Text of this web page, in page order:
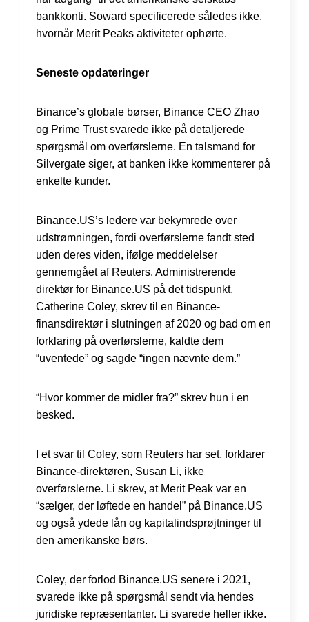
bankkonti. Soward specificerede således ikke,
hvornår Merit Peaks aktiviteter ophørte.
Seneste opdateringer
Binance’s globale børser, Binance CEO Zhao
og Prime Trust svarede ikke på detaljerede
spørgsmål om overførslerne. En talsmand for
Silvergate siger, at banken ikke kommenterer på
enkelte kunder.
Binance.US’s ledere var bekymrede over
udstrømningen, fordi overførslerne fandt sted
uden deres viden, ifølge meddelelser
gennemgået af Reuters. Administrerende
direktør for Binance.US på det tidspunkt,
Catherine Coley, skrev til en Binance-
finansdirektør i slutningen af 2020 og bad om en
forklaring på overførslerne, kaldte dem
“uventede” og sagde “ingen nævnte dem.”
“Hvor kommer de midler fra?” skrev hun i en
besked.
I et svar til Coley, som Reuters har set, forklarer
Binance-direktøren, Susan Li, ikke
overførslerne. Li skrev, at Merit Peak var en
“sælger, der løftede en handel” på Binance.US
og også ydede lån og kapitalindsprøjtninger til
den amerikanske børs.
Coley, der forlod Binance.US senere i 2021,
svarede ikke på spørgsmål sendt via hendes
juridiske repræsentanter. Li svarede heller ikke.